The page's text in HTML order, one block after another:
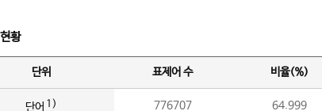
황
단위 표제어 수 비율(%)
단어 1) 776707 64.999